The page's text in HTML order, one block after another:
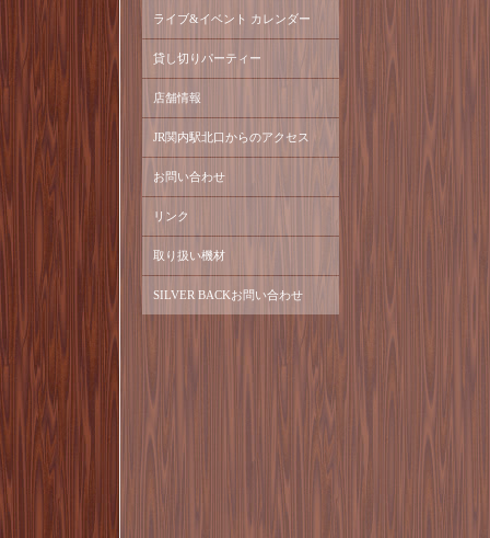
ライブ&イベント カレンダー
貸し切りパーティー
店舗情報
JR関内駅北口からのアクセス
お問い合わせ
リンク
取り扱い機材
SILVER BACKお問い合わせ